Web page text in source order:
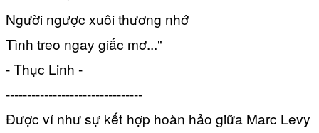
Người ngược xuôi thương nhớ
Tình treo ngay giấc mơ..."
- Thục Linh -
--------------------------------
Được ví như sự kết hợp hoàn hảo giữa Marc Levy